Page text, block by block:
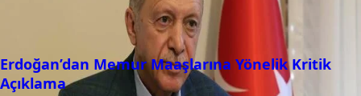
Erdoğan’dan Memur Maaşlarına Yönelik Kritik
Açıklama